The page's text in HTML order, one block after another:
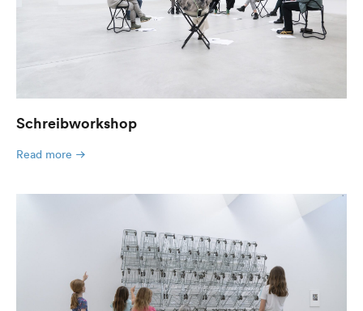
Schreibworkshop
Read more